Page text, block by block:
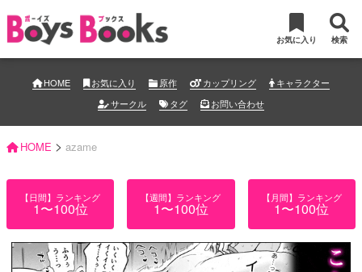
お気に入り 検索
HOME お気に入り 原作 カップリング
キャラクター
サークル
タグ お問い合わせ
HOME > azame
【日間】ランキング
1〜100位
【週間】ランキング
1〜100位
【月間】ランキング
1〜100位